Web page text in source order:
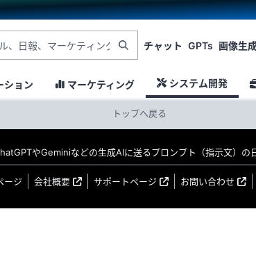
チャット GPTs 画像生
ション マーケティング システム開発
トップへ戻る
やGeminiなどの生成AIに送るプロンプト（指示文）の
ージ 会社概要 サポートページ お問い合わせ